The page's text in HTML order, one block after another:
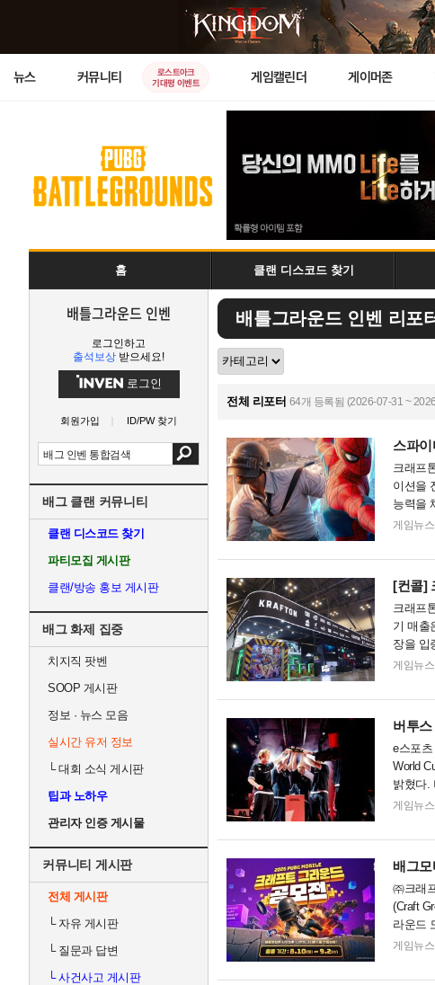
뉴스 커뮤니티
로스트아크
기대평 이벤트
게임캘린더 게이머존
홈 클랜 디스코드 찾기
배틀그라운드 인벤
로그인하고
출석보상 받으세요!
로그인
회원가입 ID/PW 찾기
배그 클랜 커뮤니티
클랜 디스코드 찾기
파티모집 게시판
클랜/방송 홍보 게시판
배그 화제 집중
치지직 팟벤
SOOP 게시판
정보 · 뉴스 모음
실시간 유저 정보
└대회 소식 게시판
팁과 노하우
관리자 인증 게시물
커뮤니티 게시판
전체 게시판
└자유 게시판
└질문과 답변
└사건사고 게시판
배틀그라운드 인벤 리포
전체 리포터 64개 등록됨 (2026-07-31 ~
스파
크래프
이션을
능력을
전용 스
게임뉴스
[컨콜]
크래프
기 매출
장을 입
데이터
게임뉴스
버투
e스포츠
World
밝혔다.
게임뉴스
배그모
㈜크래
(Craft
라운드
출품하
게임뉴스